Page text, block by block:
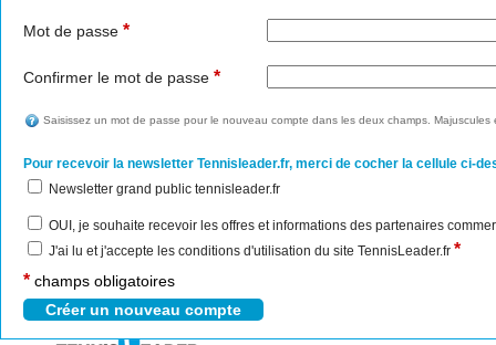
Mot de passe *
Confirmer le mot de passe *
Saisissez un mot de passe pour le nouveau compte dans les deux champs. Majuscules
Pour recevoir la newsletter Tennisleader.fr, merci de cocher la cellule ci-
Newsletter grand public tennisleader.fr
OUI, je souhaite recevoir les offres et informations des partenaires
J'ai lu et j'accepte les conditions d'utilisation du site TennisLeader.fr *
* champs obligatoires